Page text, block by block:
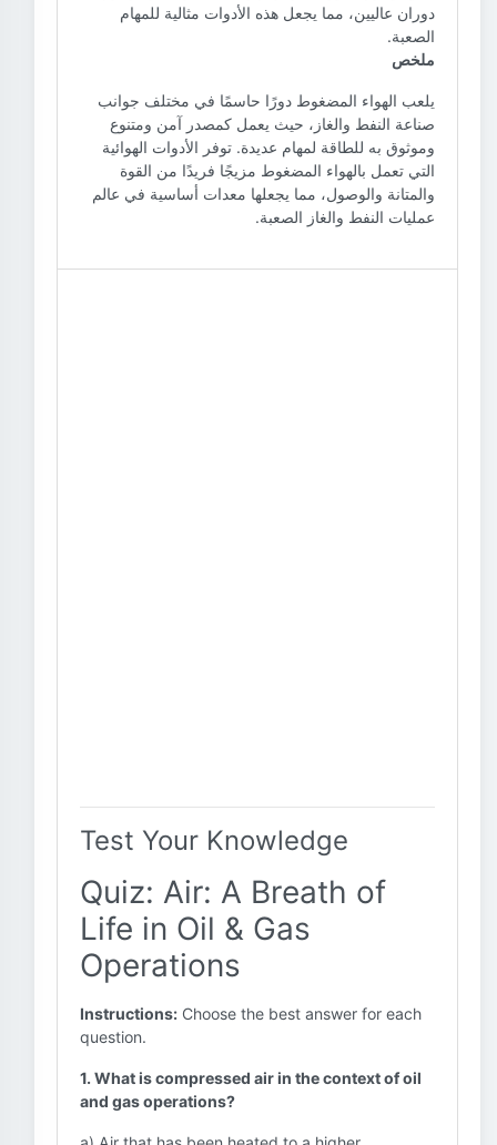
دوران عاليين، مما يجعل هذه الأدوات مثالية للمهام
الصعبة.
ملخص
يلعب الهواء المضغوط دورًا حاسمًا في مختلف جوانب
صناعة النفط والغاز، حيث يعمل كمصدر آمن ومتنوع
وموثوق به للطاقة لمهام عديدة. توفر الأدوات الهوائية
التي تعمل بالهواء المضغوط مزيجًا فريدًا من القوة
والمتانة والوصول، مما يجعلها معدات أساسية في عالم
عمليات النفط والغاز الصعبة.
Test Your Knowledge
Quiz: Air: A Breath of
Life in Oil & Gas
Operations
Instructions: Choose the best answer for each
question.
1. What is compressed air in the context of oil
and gas operations?